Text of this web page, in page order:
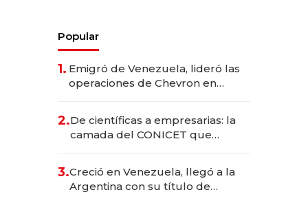
Popular
1. Emigró de Venezuela, lideró las
operaciones de Chevron en
2.De científicas a empresarias: la
camada del CONICET que
3.Creció en Venezuela, llegó a la
Argentina con su título de